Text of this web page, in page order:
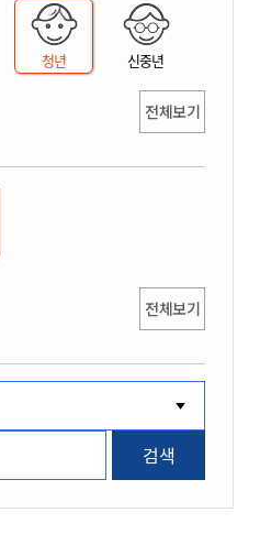
청년 신중년
전체보기
전체보기
검색